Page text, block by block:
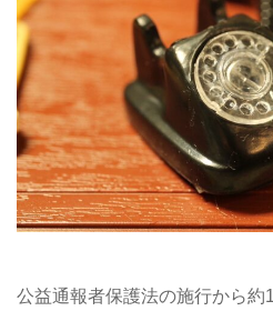
公益通報者保護法の施行から約